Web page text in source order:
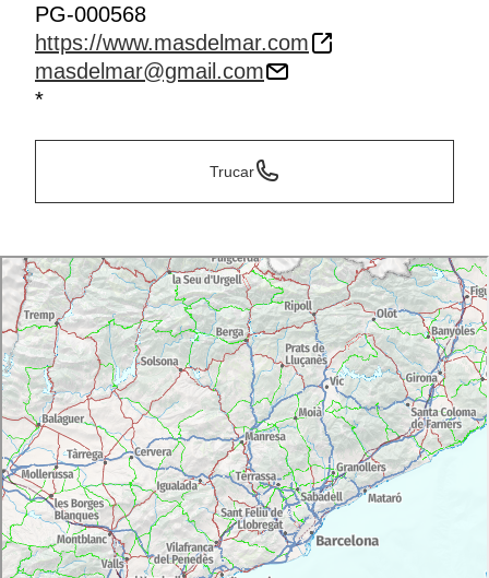
PG-000568
https://www.masdelmar.com
masdelmar@gmail.com
*
Trucar